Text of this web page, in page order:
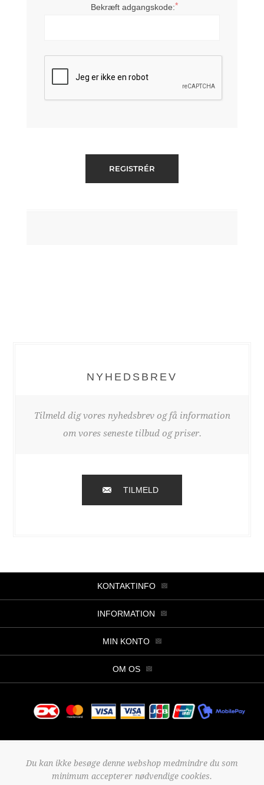
Bekræft adgangskode:*
NYHEDSBREV
Tilmeld dig vores nyhedsbrev og få information
om vores seneste tilbud og priser.
TILMELD
KONTAKTINFO
INFORMATION
MIN KONTO
OM OS
Copyright © 2026 Butik Viller. Alle rettigheder forbeholdt.
Powered bynopCommerce
Du kan ikke besøge denne webshop medmindre du som
minimum accepterer nødvendige cookies.